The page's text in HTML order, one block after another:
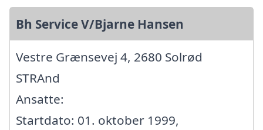
Bh Service V/Bjarne Hansen
Vestre Grænsevej 4, 2680 Solrød
STRAnd
Ansatte:
Startdato: 01. oktober 1999,